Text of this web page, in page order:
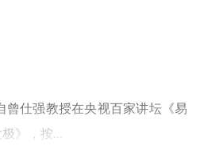
曾仕强教授在央视百家讲坛《易
》，按…